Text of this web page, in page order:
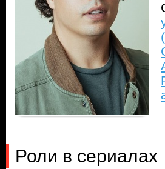
Роли в сериалах